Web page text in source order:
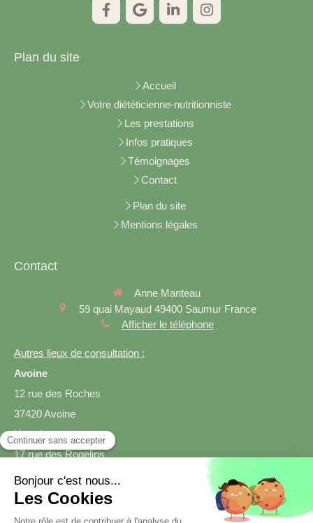
Plan du site
Accueil
Votre diététicienne-nutritionniste
Les prestations
Infos pratiques
Témoignages
Contact
Plan du site
Mentions légales
Contact
Anne Manteau
59 quai Mayaud 49400 Saumur France
Afficher le téléphone
Autres lieux de consultation :
Avoine
12 rue des Roches
37420 Avoine
Varrains
17 rue des Rogelins
49400 Varrains
Prendre rendez-vous